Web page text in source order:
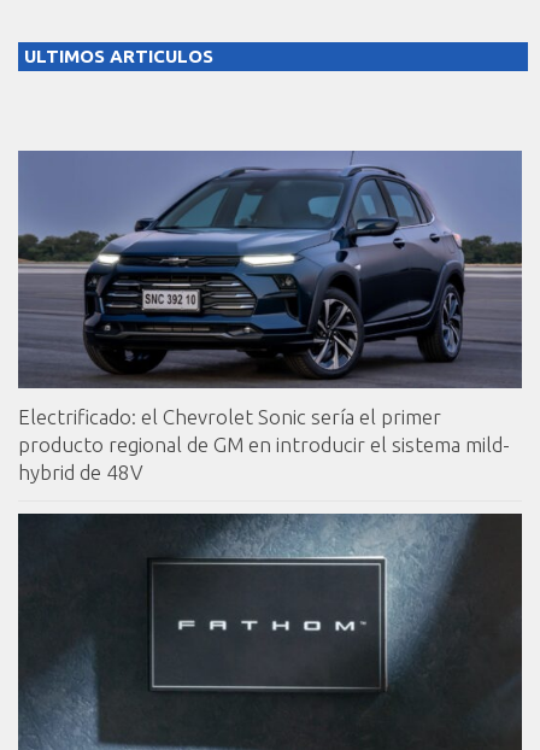
ULTIMOS ARTICULOS
Electrificado: el Chevrolet Sonic sería el primer
producto regional de GM en introducir el sistema mild-
hybrid de 48V